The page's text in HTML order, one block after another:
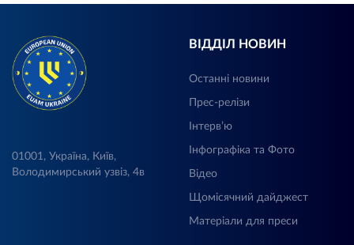
01001, Україна, Київ,
Володимирський узвіз, 4в
ВІДДІЛ НОВИН
Останні новини
Прес-релізи
Інтерв’ю
Інфографіка та Фото
Відео
Щомісячний дайджест
Матеріали для преси